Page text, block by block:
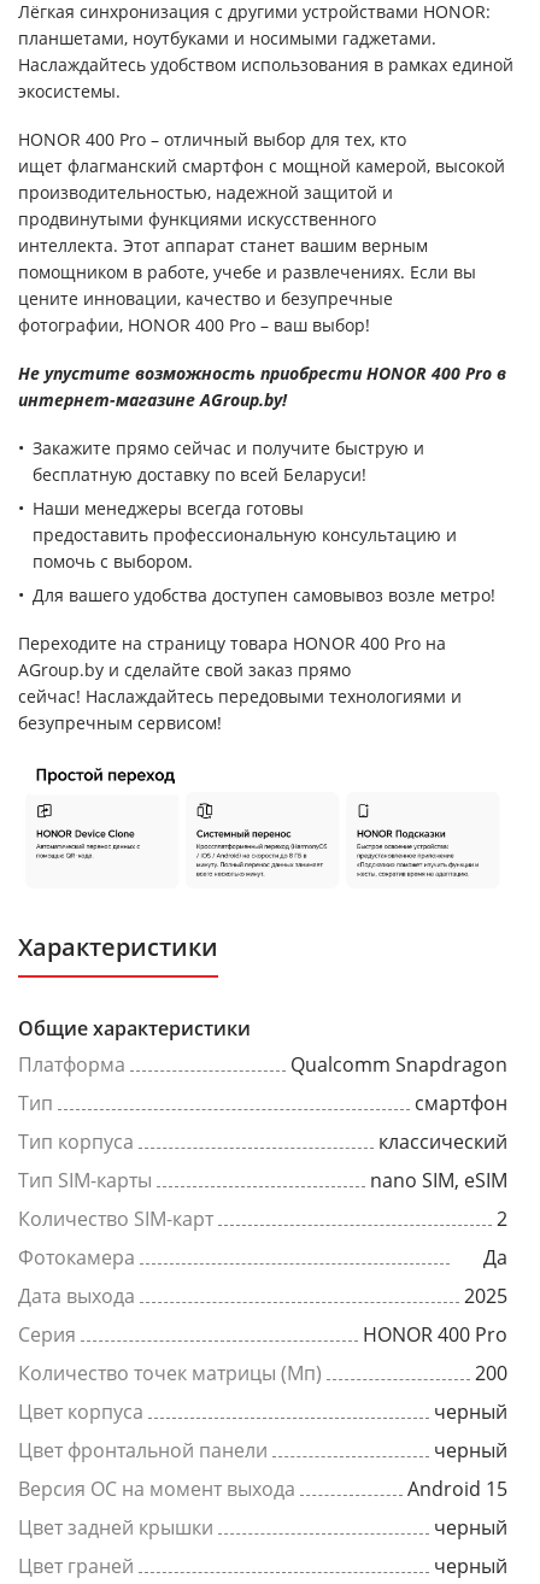
Лёгкая синхронизация с другими устройствами HONOR:
планшетами, ноутбуками и носимыми гаджетами.
Наслаждайтесь удобством использования в рамках единой
экосистемы.
HONOR 400 Pro – отличный выбор для тех, кто
ищет флагманский смартфон с мощной камерой, высокой
производительностью, надежной защитой и
продвинутыми функциями искусственного
интеллекта. Этот аппарат станет вашим верным
помощником в работе, учебе и развлечениях. Если вы
цените инновации, качество и безупречные
фотографии, HONOR 400 Pro – ваш выбор!
Не упустите возможность приобрести HONOR 400 Pro в
интернет-магазине AGroup.by!
Закажите прямо сейчас и получите быструю и
бесплатную доставку по всей Беларуси!
Наши менеджеры всегда готовы
предоставить профессиональную консультацию и
помочь с выбором.
Для вашего удобства доступен самовывоз возле метро!
Переходите на страницу товара HONOR 400 Pro на
AGroup.by и сделайте свой заказ прямо
сейчас! Наслаждайтесь передовыми технологиями и
безупречным сервисом!
Характеристики
Общие характеристики
Платформа
Qualcomm Snapdragon
Тип
смартфон
Тип корпуса
классический
Тип SIM-карты
nano SIM, eSIM
Количество SIM-карт
2
Фотокамера
Да
Дата выхода
2025
Серия
HONOR 400 Pro
Количество точек матрицы (Мп)
200
Цвет корпуса
черный
Цвет фронтальной панели
черный
Версия ОС на момент выхода
Android 15
Цвет задней крышки
черный
Цвет граней
черный